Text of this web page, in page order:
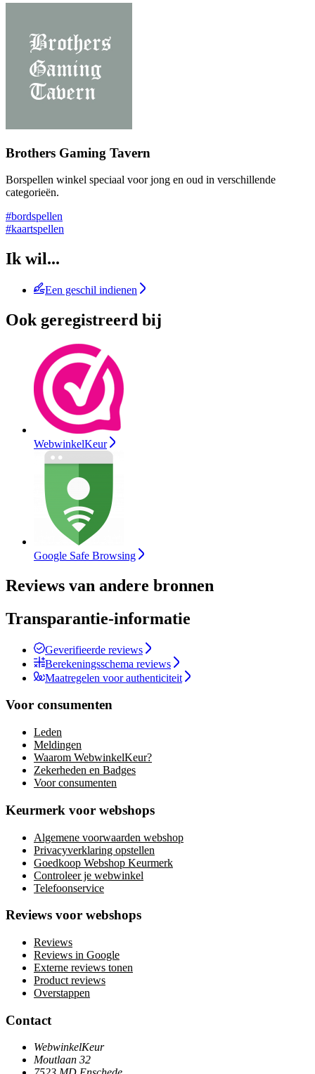
Brothers Gaming Tavern
Borspellen winkel speciaal voor jong en oud in verschillende
categorieën.
#bordspellen
#kaartspellen
Ik wil...
Een geschil indienen
Ook geregistreerd bij
WebwinkelKeur
Google Safe Browsing
Reviews van andere bronnen
Transparantie-informatie
Geverifieerde reviews
Berekeningsschema reviews
Maatregelen voor authenticiteit
Voor consumenten
Leden
Meldingen
Waarom WebwinkelKeur?
Zekerheden en Badges
Voor consumenten
Keurmerk voor webshops
Algemene voorwaarden webshop
Privacyverklaring opstellen
Goedkoop Webshop Keurmerk
Controleer je webwinkel
Telefoonservice
Reviews voor webshops
Reviews
Reviews in Google
Externe reviews tonen
Product reviews
Overstappen
Contact
WebwinkelKeur
Moutlaan 32